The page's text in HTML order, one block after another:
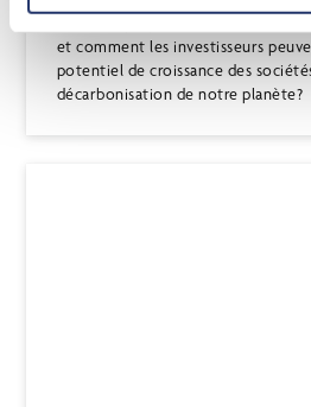
et comment les investisseurs
potentiel de croissance des
décarbonisation de notre planète?